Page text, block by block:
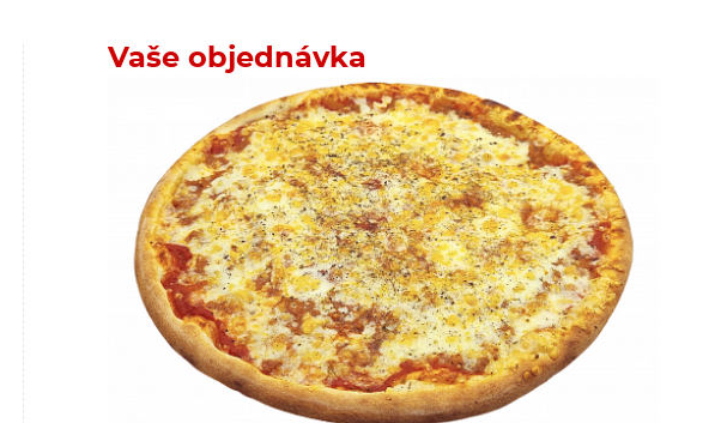
Vaše objednávka